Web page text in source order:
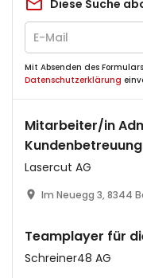
Diese Suche
Mit Absenden des
Datenschutzerklärung
Mitarbeiter/in
Kundenbetreuung
Lasercut AG
Im Neuegg 3, 8344
Teamplayer für
Schreiner48 AG